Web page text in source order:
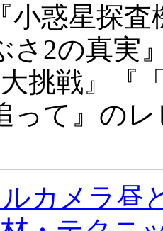
小惑星探
さ2の真実
挑戦』『
って』の
ルカメラ昼